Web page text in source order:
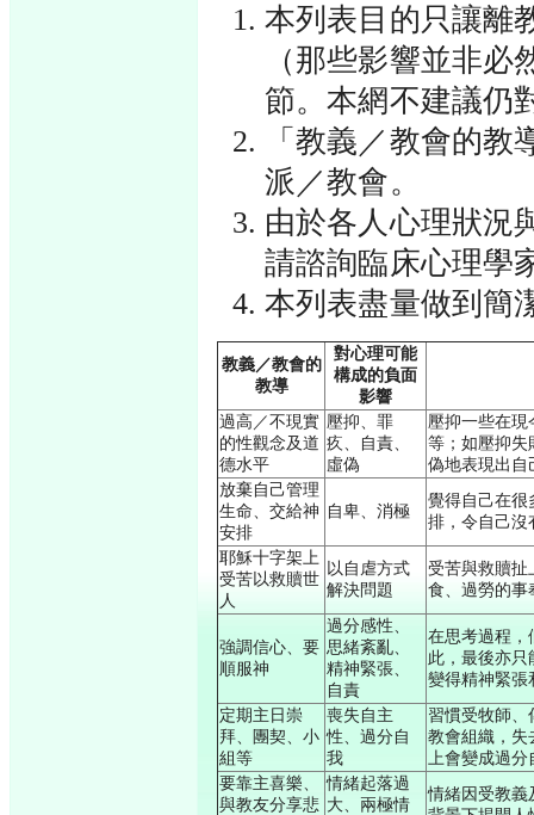
本列表目的只讓離
（那些影響並非
節。本網不建議仍
「教義／教會的
派／教會。
由於各人心理狀況
請諮詢臨床心理學
本列表盡量做到簡
教義／教會的
教導
對心理可能
構成的負面
影響
過高／不現實
的性觀念及道
德水平
壓抑、罪
疚、自責、
虛偽
壓抑一些在現
等；如壓抑失
偽地表現出自
放棄自己管理
生命、交給神
安排
自卑、消極
覺得自己在很
排，令自己沒
耶穌十字架上
受苦以救贖世
人
以自虐方式
解決問題
受苦與救贖扯
食、過勞的事
強調信心、要
順服神
過分感性、
思緒紊亂、
精神緊張、
自責
在思考過程，
此，最後亦只
變得精神緊張
定期主日崇
拜、團契、小
組等
喪失自主
性、過分自
我
習慣受牧師、
教會組織，失
上會變成過
要靠主喜樂、
與教友分享悲
情緒起落過
大、兩極情
情緒因受教義